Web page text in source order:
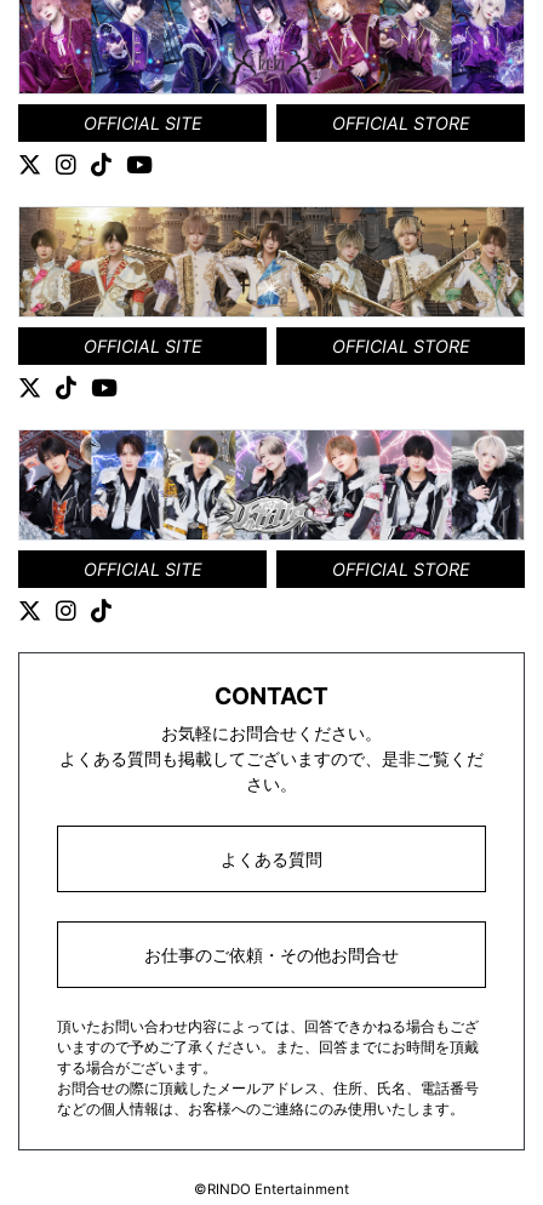
OFFICIAL SITE OFFICIAL STORE
OFFICIAL SITE OFFICIAL STORE
OFFICIAL SITE OFFICIAL STORE
CONTACT
お気軽にお問合せください。
よくある質問も掲載してございますので、是非ご覧くだ
さい。
よくある質問
お仕事のご依頼・その他お問合せ
頂いたお問い合わせ内容によっては、回答できかねる場合もござ
いますので予めご了承ください。また、回答までにお時間を頂戴
する場合がございます。
お問合せの際に頂戴したメールアドレス、住所、氏名、電話番号
などの個人情報は、お客様へのご連絡にのみ使用いたします。
©RINDO Entertainment